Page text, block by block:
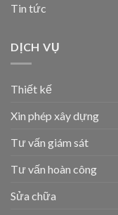
Tin tức
DỊCH VỤ
Thiết kế
Xin phép xây dựng
Tư vấn giám sát
Tư vấn hoàn công
Sửa chữa